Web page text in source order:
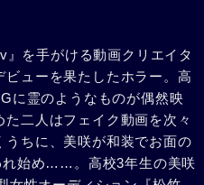
を手がける動画クリエイタ
ューを果たしたホラー。高
に霊のようなものが偶然映
二人はフェイク動画を次々
ちに、美咲が和装でお面の
れ始め……。高校3年生の美咲